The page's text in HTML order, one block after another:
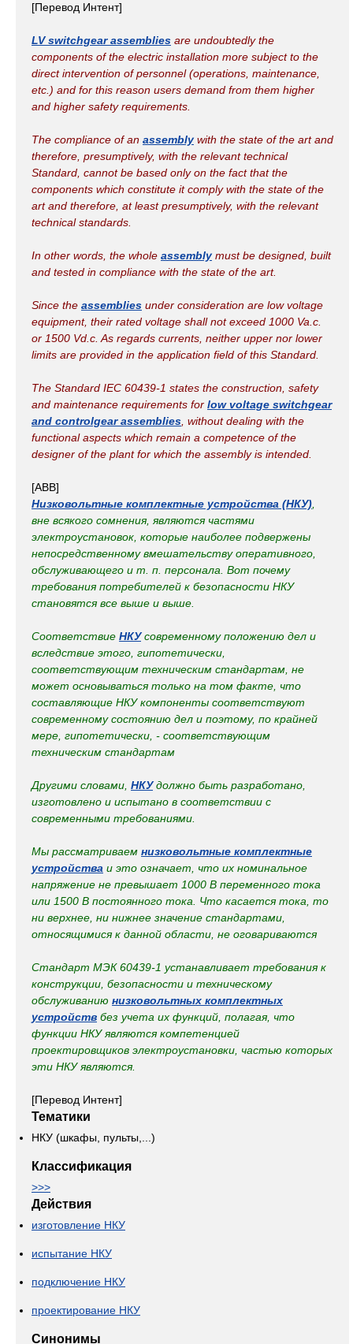
[Перевод Интент]
LV switchgear assemblies are undoubtedly the
components of the electric installation more subject to the
direct intervention of personnel (operations, maintenance,
etc.) and for this reason users demand from them higher
and higher safety requirements.
The compliance of an assemblywith the state of the art and
therefore, presumptively, with the relevant technical
Standard, cannot be based only on the fact that the
components which constitute it comply with the state of the
art and therefore, at least presumptively, with the relevant
technical standards.
In other words, the whole assemblymust be designed, built
and tested in compliance with the state of the art.
Since the assemblies under consideration are low voltage
equipment, their rated voltage shall not exceed 1000 Va.c.
or 1500 Vd.c. As regards currents, neither upper nor lower
limits are provided in the application field of this Standard.
The Standard IEC 60439-1 states the construction, safety
and maintenance requirements for low voltage switchgear
and controlgear assemblies , without dealing with the
functional aspects which remain a competence of the
designer of the plant for which the assembly is intended.
[ABB]
Низковольтные комплектные устройства (НКУ)
вне всякого сомнения, являются частями
электроустановок, которые наиболее подвержены
непосредственному вмешательству оперативного,
обслуживающего и т. п. персонала. Вот почему
требования потребителей к безопасности НКУ
становятся все выше и выше.
Соответствие НКУсовременному положению дел и
вследствие этого, гипотетически,
соответствующим техническим стандартам, не
может основываться только на том факте, что
составляющие НКУ компоненты соответствуют
современному состоянию дел и поэтому, по крайней
мере, гипотетически, - соответствующим
техническим стандартам
Другими словами, НКУдолжно быть разработано,
изготовлено и испытано в соответствии с
современными требованиями.
Мы рассматриваем низковольтные комплектные
устройства и это означает, что их номинальное
напряжение не превышает 1000 В переменного тока
или 1500 В постоянного тока. Что касается тока, то
ни верхнее, ни нижнее значение стандартами,
относящимися к данной области, не оговариваются
Стандарт МЭК 60439-1 устанавливает требования к
конструкции, безопасности и техническому
обслуживанию низковольтных комплектных
устройств без учета их функций, полагая, что
функции НКУ являются компетенцией
проектировщиков электроустановки, частью которых
эти НКУ являются.
[Перевод Интент]
Тематики
НКУ (шкафы, пульты,...)
Классификация
>>>
Действия
изготовление НКУ
испытание НКУ
подключение НКУ
проектирование НКУ
Синонимы